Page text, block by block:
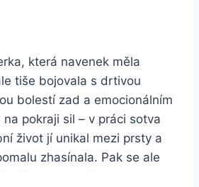
která navenek měla
tiše bojovala s drtivou
bolestí zad a emocionálním
pokraji sil – v práci sotva
život jí unikal mezi prsty a
zhasínala. Pak se ale